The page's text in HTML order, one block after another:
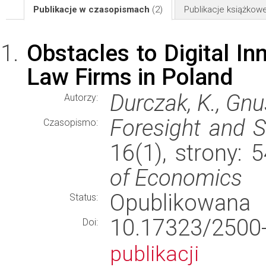
Publikacje w czasopismach (2) Publikacje
Obstacles to Digital
Law Firms in Poland
Autorzy: Durczak, K.,
Czasopismo:
Foresight and
16(1), strony:
of Economics
Status: Opublikowana
Doi: 10.17323/
publikacji